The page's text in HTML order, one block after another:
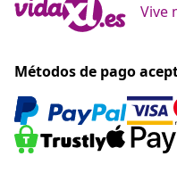
Vive
Métodos de pago